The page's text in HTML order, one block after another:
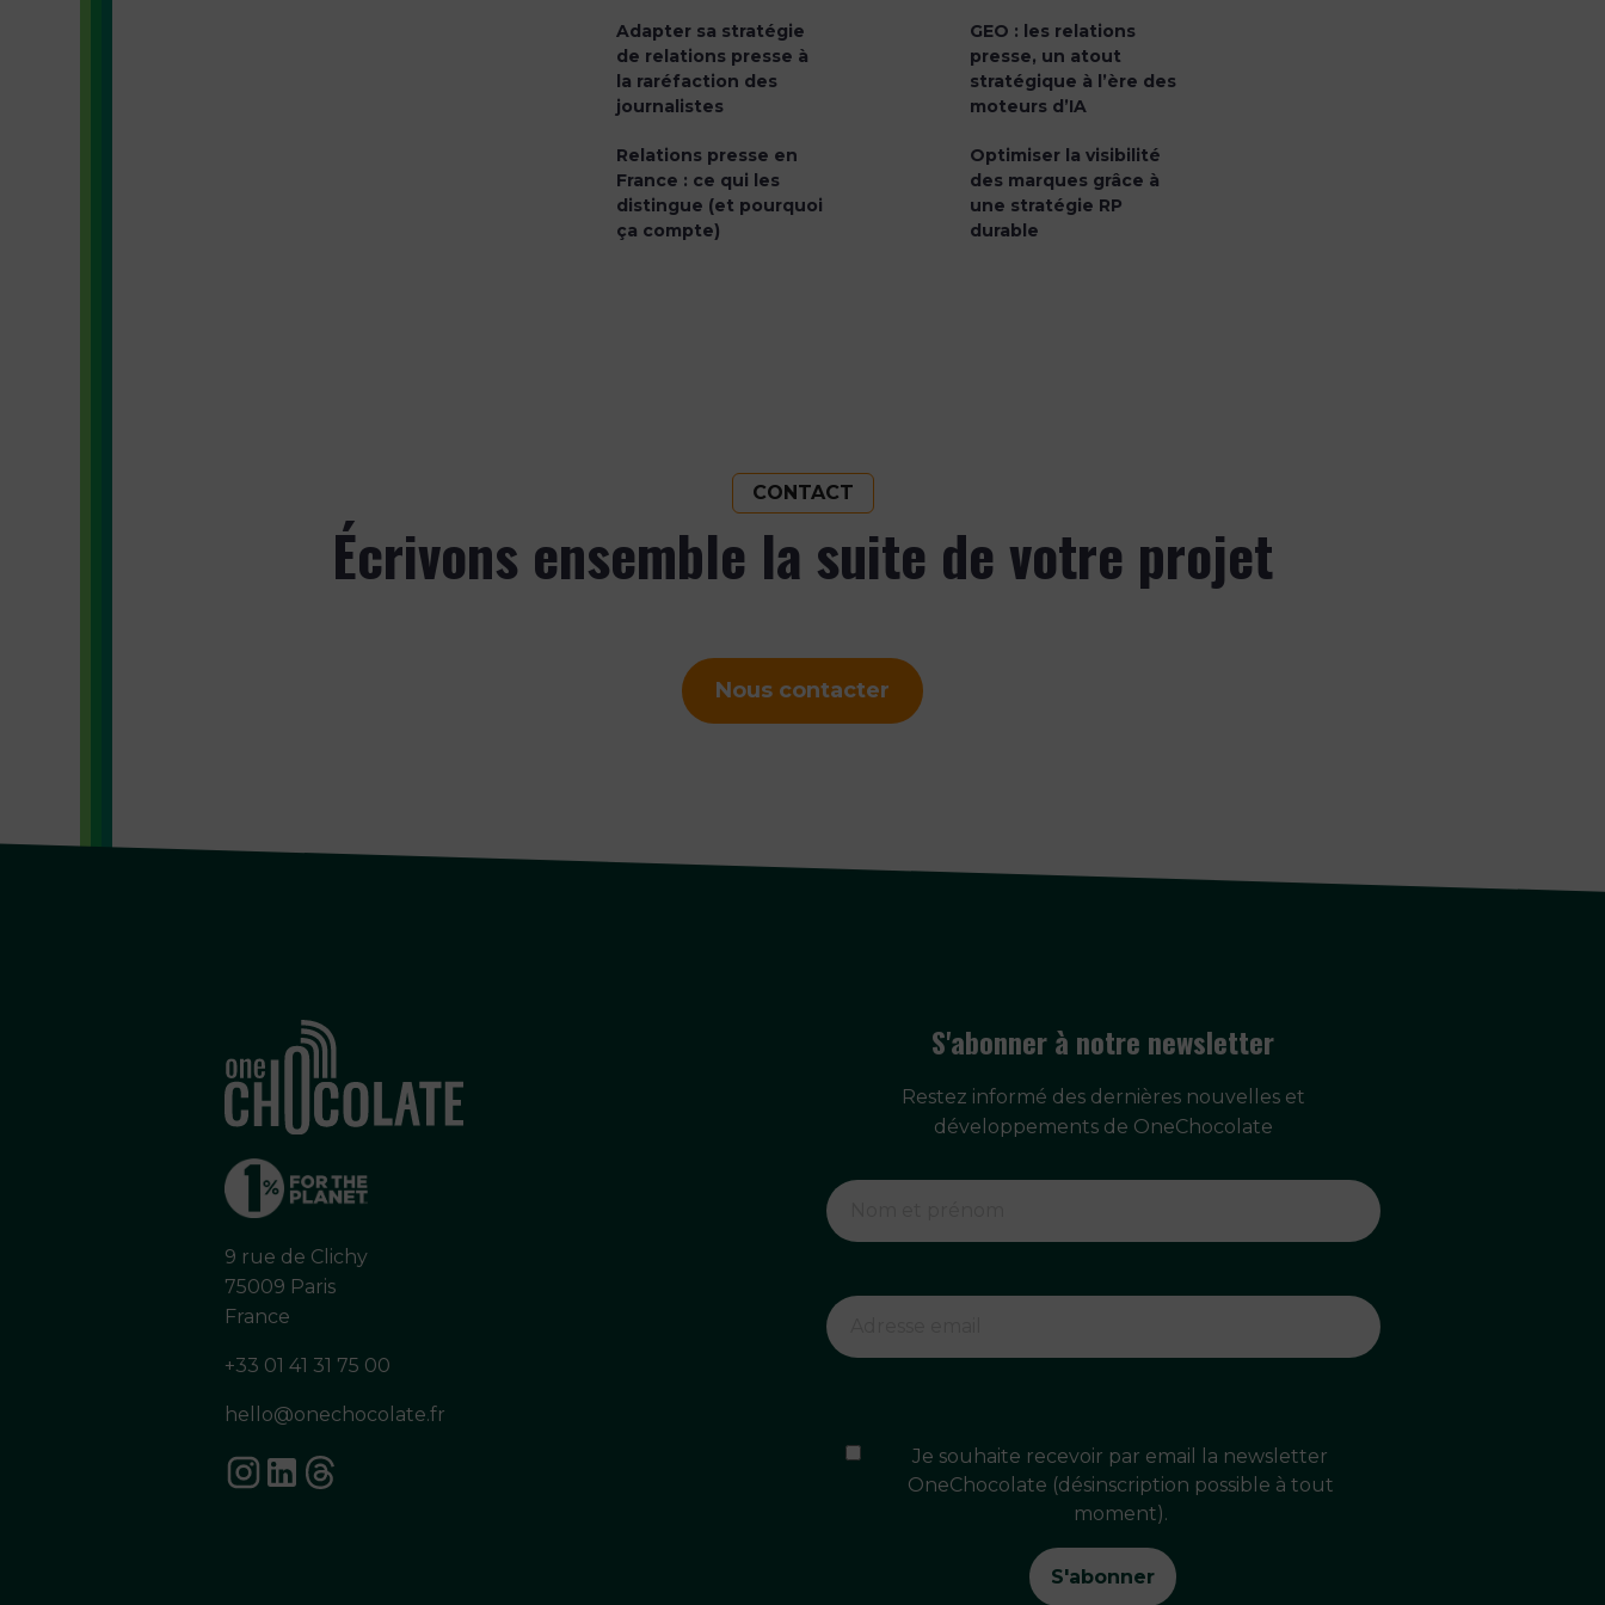
Adapter sa stratégie
de relations presse à
la raréfaction des
journalistes
GEO : les relations
presse, un atout
stratégique à l’ère des
moteurs d’IA
Relations presse en
France : ce qui les
distingue (et pourquoi
ça compte)
Optimiser la visibilité
des marques grâce à
une stratégie RP
durable
CONTACT
Écrivons ensemble la suite de votre projet
Nous contacter
9 rue de Clichy
75009 Paris
France
+33 01 41 31 75 00
hello@onechocolate.fr
S'abonner à notre newsletter
Restez informé des dernières nouvelles et
développements de OneChocolate
Je souhaite recevoir par email la newsletter
OneChocolate (désinscription possible à tout
moment).